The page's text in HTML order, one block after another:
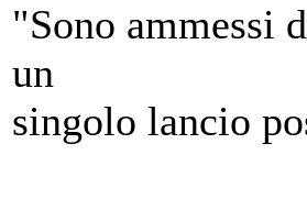
"Sono ammessi
un
singolo lancio